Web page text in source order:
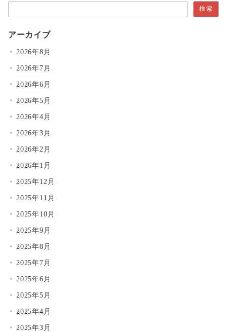
検索
アーカイブ
2026年8月
2026年7月
2026年6月
2026年5月
2026年4月
2026年3月
2026年2月
2026年1月
2025年12月
2025年11月
2025年10月
2025年9月
2025年8月
2025年7月
2025年6月
2025年5月
2025年4月
2025年3月